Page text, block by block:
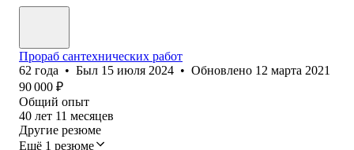
Прораб сантехнических работ
62 года • Был 15 июля 2024 • Обновлено 12 марта 2021
90 000 ₽
Общий опыт
40 лет 11 месяцев
Другие резюме
Ещё 1 резюме